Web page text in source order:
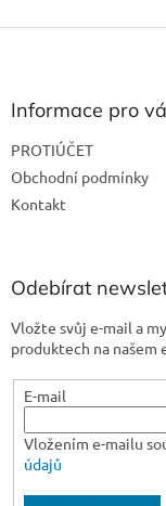
Z
Informace pro
PROTIÚČET
Obchodní podmínky
Kontakt
Odebírat
Vložte svůj e-mail a
produktech na našem
E-mail
Vložením e-mailu
údajů